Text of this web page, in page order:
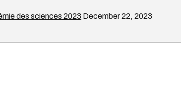
des sciences 2023 December 22, 2023